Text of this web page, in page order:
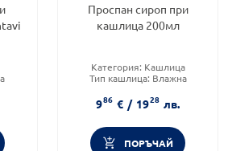
Проспан сироп при
кашлица 200мл
Категория: Кашлица
Тип кашлица: Влажна
Форма на продукта:сироп
986 € / 1928 лв.
ПОРЪЧАЙ